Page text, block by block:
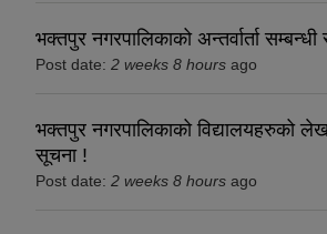
भक्तपुर नगरपालिकाको अन्तर्वार्ता
Post date: 2 weeks 8 hours ago
भक्तपुर नगरपालिकाको विद्यालयहरुको
सूचना !
Post date: 2 weeks 8 hours ago